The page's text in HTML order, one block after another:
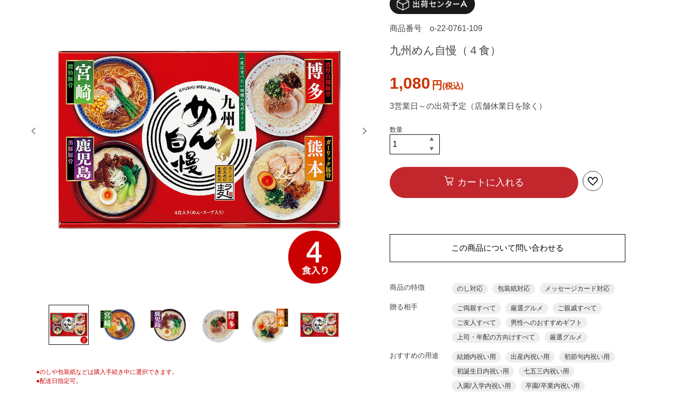
●のしや包装紙などは購入手続き中に選択できます。
●配送日指定可。
商品番号 o-22-0761-109
九州めん自慢（４食）
1,080 円
3営業日～の出荷予定（店舗休業日を除く）
カートに入れる
この商品について問い合わせる
商品の特徴 のし対応 包装紙対応 メッセージカード対応
贈る相手 ご両親すべて 厳選グルメ
ご親戚すべて
ご友人すべて
男性へのおすすめギフト
上司・年配の方向けすべて
厳選グルメ
おすすめの用途 結婚内祝い用 出産内祝い用
初節句内祝い用
初誕生日内祝い用
七五三内祝い用
入園/入学内祝い用
卒園/卒業内祝い用